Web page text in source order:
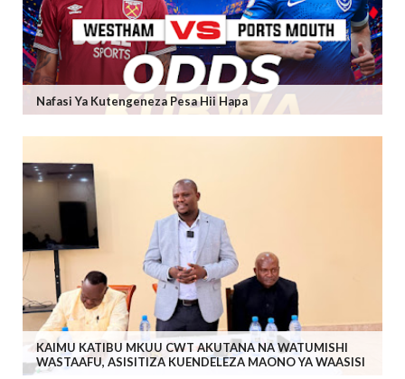
Nafasi Ya Kutengeneza Pesa Hii Hapa
KAIMU KATIBU MKUU CWT AKUTANA NA WATUMISHI
WASTAAFU, ASISITIZA KUENDELEZA MAONO YA WAASISI